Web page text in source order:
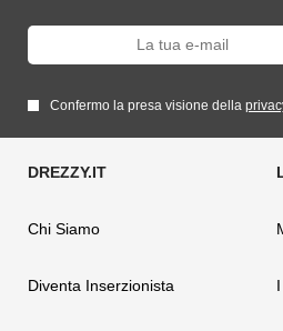
Confermo la presa visione della
Chi Siamo
Diventa Inserzionista